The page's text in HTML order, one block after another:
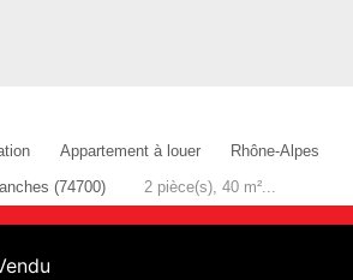
Appartement à louer
Rhône-Alpes
(74700) 2 pièce(s), 40 m²...